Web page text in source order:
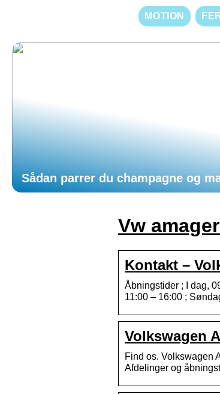
MOTION
Sådan parrer du champagne og
Vw
Kontakt –
Åbningstider ; I dag,
11:00 – 16:00 ;
Volkswagen
Find os. Volkswagen
Afdelinger og